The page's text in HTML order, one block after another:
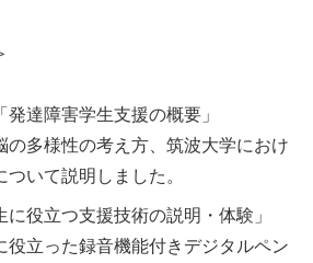
発達障害学生支援の概要」
の多様性の考え方、筑波大学におけ
いて説明しました。
に役立つ支援技術の説明・体験」
役立った録音機能付きデジタルペン